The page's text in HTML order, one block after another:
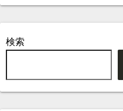
検索